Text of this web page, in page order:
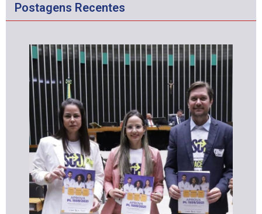
Postagens Recentes